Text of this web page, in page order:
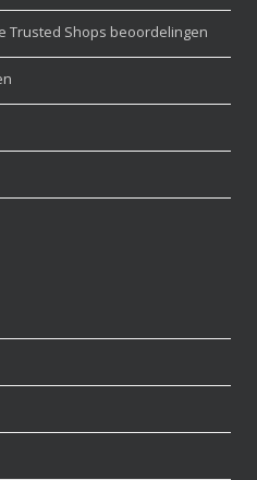
Trusted Shops beoordelingen